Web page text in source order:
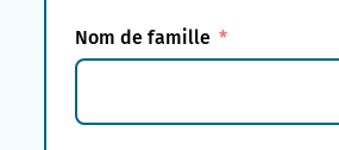
Nom de famille